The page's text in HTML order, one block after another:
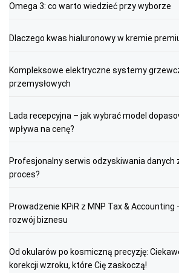
Omega 3: co warto wiedzieć przy wyborze
Dlaczego kwas hialuronowy w kremie
Kompleksowe elektryczne systemy
przemysłowych
Lada recepcyjna – jak wybrać model
wpływa na cenę?
Profesjonalny serwis odzyskiwania danych
proces?
Prowadzenie KPiR z MNP Tax & Accounting
rozwój biznesu
Od okularów po kosmiczną precyzję:
korekcji wzroku, które Cię zaskoczą!